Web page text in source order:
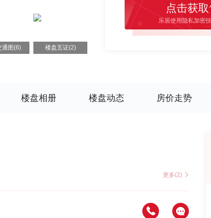
通图(6) 楼盘五证(2)
点击获
乐居使用隐私加密
楼盘相册 楼盘动态 房价走势
更多(2)